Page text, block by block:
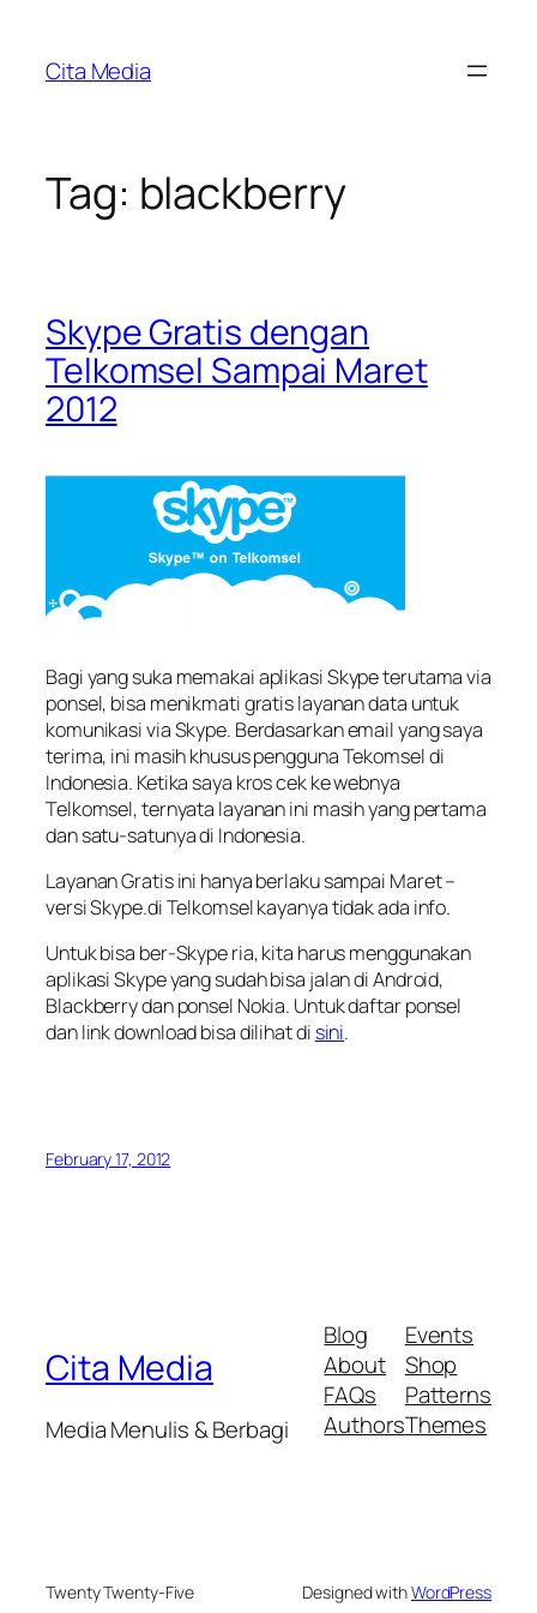
content
Cita Media
Tag: blackberry
Skype Gratis dengan
Telkomsel Sampai Maret
2012
Bagi yang suka memakai aplikasi Skype terutama via
ponsel, bisa menikmati gratis layanan data untuk
komunikasi via Skype. Berdasarkan email yang saya
terima, ini masih khusus pengguna Tekomsel di
Indonesia. Ketika saya kros cek ke webnya
Telkomsel, ternyata layanan ini masih yang pertama
dan satu-satunya di Indonesia.
Layanan Gratis ini hanya berlaku sampai Maret –
versi Skype.di Telkomsel kayanya tidak ada info.
Untuk bisa ber-Skype ria, kita harus menggunakan
aplikasi Skype yang sudah bisa jalan di Android,
Blackberry dan ponsel Nokia. Untuk daftar ponsel
dan link download bisa dilihat di sini.
February 17, 2012
Cita Media
Media Menulis & Berbagi
Blog
About
FAQs
Authors
Events
Shop
Patterns
Themes
Twenty Twenty-Five Designed withWordPress